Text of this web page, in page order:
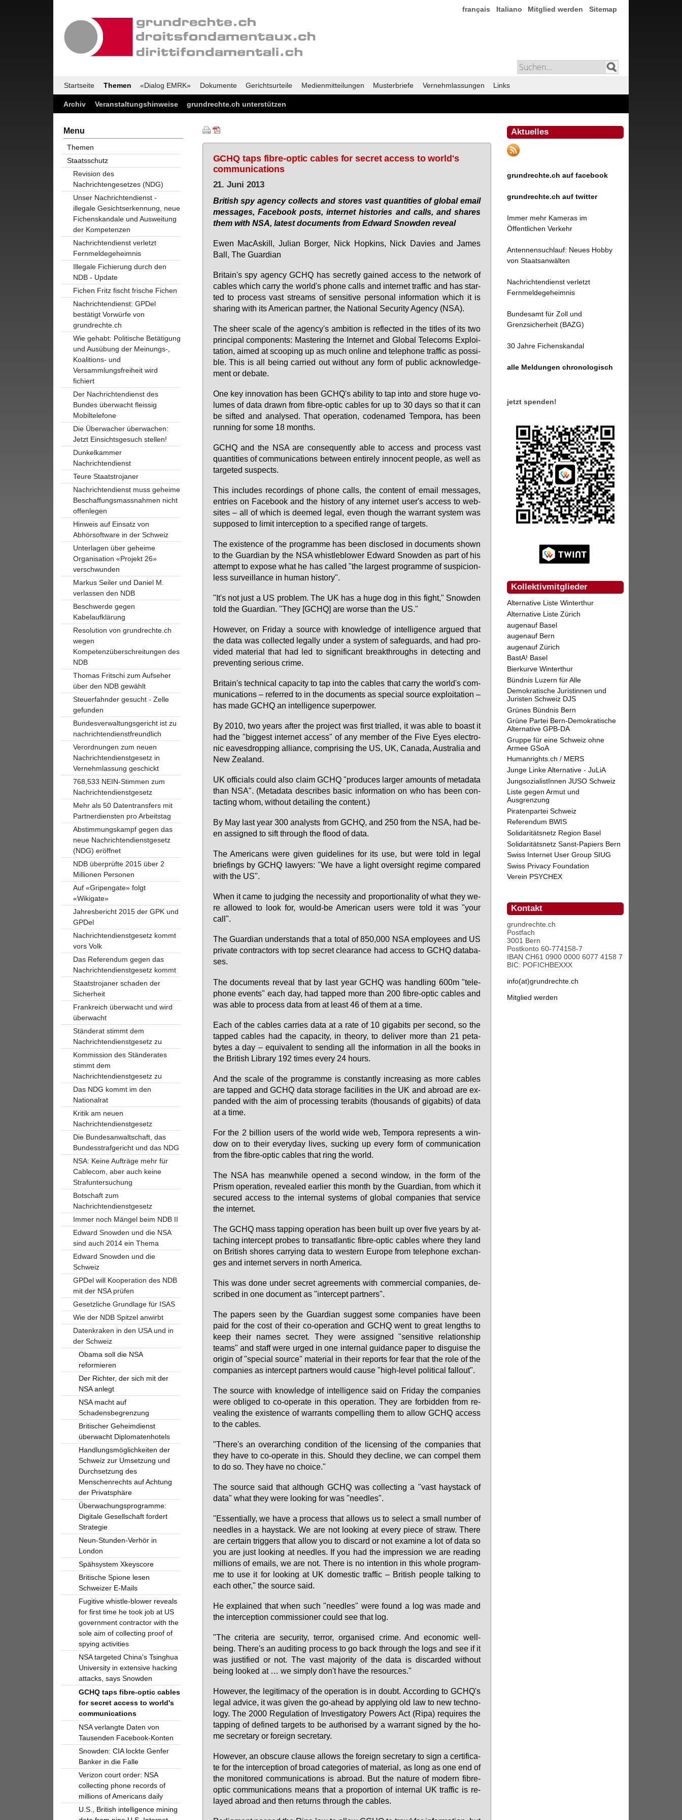
français Italiano Mitglied werden Sitemap
Startseite Themen «Dialog EMRK» Dokumente Gerichtsurteile Medienmitteilungen Musterbriefe Vernehmlassungen Links
Archiv Veranstaltungshinweise grundrechte.ch unterstützen
GCHQ taps fibre-optic cables for secret access to world's
communications
21. Juni 2013
Bri­tish spy agen­cy collects and stores vast quan­ti­ties of glo­bal email
mes­sa­ges, Face­book posts, in­ter­net his­to­ries and calls, and sha­res
them with NSA, la­test do­cu­ments from Ed­ward Snow­den re­veal
Ewen Ma­cAs­kill, Ju­li­an Bor­ger, Nick Hop­kins, Nick Da­vies and Ja­mes
Ball, The Guar­di­an
Bri­tain's spy agen­cy GCHQ has se­cret­ly gai­ned ac­cess to the net­work of
ca­bles which car­ry the world's pho­ne calls and in­ter­net traf­fic and has star­
ted to pro­cess vast streams of sen­si­ti­ve per­so­nal in­for­ma­ti­on which it is
sharing with its Ame­ri­can part­ner, the Na­tio­nal Se­cu­ri­ty Agen­cy (NSA).
The sheer sca­le of the agen­cy's am­bi­ti­on is re­flec­ted in the tit­les of its two
prin­ci­pal com­po­n­ents: Mas­te­ring the In­ter­net and Glo­bal Tel­e­coms Ex­ploi­
ta­ti­on, ai­med at sco­o­ping up as much on­line and te­le­pho­ne traf­fic as pos­si­
ble. This is all being car­ri­ed out wi­thout any form of pu­blic ack­now­led­ge­
ment or de­ba­te.
One key in­no­va­ti­on has be­en GCHQ's abili­ty to tap in­to and store hu­ge vo­
lu­mes of da­ta drawn from fib­re-op­tic ca­bles for up to 30 days so that it can
be sifted and ana­ly­sed. That ope­ra­ti­on, code­na­med Tem­po­ra, has be­en
run­ning for so­me 18 months.
GCHQ and the NSA are con­se­quent­ly able to ac­cess and pro­cess vast
quan­ti­ties of com­mu­ni­ca­ti­ons bet­ween ent­i­re­ly in­no­cent peop­le, as well as
tar­ge­ted sus­pects.
This in­clu­des re­cor­dings of pho­ne calls, the con­tent of email mes­sa­ges,
ent­ries on Face­book and the his­to­ry of any in­ter­net user's ac­cess to web­
sites – all of which is de­emed le­gal, even though the war­rant sys­tem was
sup­po­sed to li­mit in­ter­cep­ti­on to a spe­ci­fied ran­ge of tar­gets.
The exis­tence of the pro­gram­me has be­en dis­clo­sed in do­cu­ments shown
to the Guar­di­an by the NSA whist­leb­lo­wer Ed­ward Snow­den as part of his
at­tempt to ex­po­se what he has cal­led "the lar­gest pro­gram­me of sus­pi­ci­on­
less sur­veil­lan­ce in hu­man his­to­ry".
"It's not just a US pro­blem. The UK has a hu­ge dog in this fight," Snow­den
told the Guar­di­an. "They [GCHQ] are worse than the US."
Howe­ver, on Fri­day a sour­ce with know­ledge of in­tel­li­gence argued that
the da­ta was collec­ted le­gal­ly un­der a sys­tem of safe­guards, and had pro­
vi­ded ma­te­ri­al that had led to si­gni­fi­cant bre­akth­roughs in de­tec­ting and
preven­ting se­rious cri­me.
Bri­tain's tech­ni­cal ca­pa­ci­ty to tap in­to the ca­bles that car­ry the world's com­
mu­ni­ca­ti­ons – re­fer­red to in the do­cu­ments as spe­cial sour­ce ex­ploi­ta­ti­on –
has ma­de GCHQ an in­tel­li­gence su­per­power.
By 2010, two ye­ars af­ter the pro­ject was first tri­al­led, it was able to bo­ast it
had the "big­gest in­ter­net ac­cess" of any mem­ber of the Fi­ve Eyes elec­tro­
nic ea­ves­drop­ping al­li­an­ce, com­pri­sing the US, UK, Ca­na­da, Aus­tra­lia and
New Ze­a­land.
UK of­fi­ci­als could al­so claim GCHQ "pro­du­ces lar­ger amounts of me­ta­da­ta
than NSA". (Me­ta­da­ta de­scri­bes ba­sic in­for­ma­ti­on on who has be­en con­
tac­ting whom, wi­thout de­tailing the con­tent.)
By May last ye­ar 300 ana­lysts from GCHQ, and 250 from the NSA, had be­
en as­si­gned to sift through the flood of da­ta.
The Ame­ri­cans we­re gi­ven gui­de­li­nes for its use, but we­re told in le­gal
brie­fings by GCHQ la­wy­ers: "We ha­ve a light over­sight re­gime com­pa­red
with the US".
When it ca­me to jud­ging the ne­ces­si­ty and pro­por­tio­na­li­ty of what they we­
re al­lo­wed to look for, would-be Ame­ri­can users we­re told it was "your
call".
The Guar­di­an un­der­stands that a to­tal of 850,000 NSA em­ployees and US
pri­va­te contrac­tors with top se­cret cle­aran­ce had ac­cess to GCHQ da­ta­ba­
ses.
The do­cu­ments re­veal that by last ye­ar GCHQ was hand­ling 600m "te­le­
pho­ne events" each day, had tap­ped mo­re than 200 fib­re-op­tic ca­bles and
was able to pro­cess da­ta from at least 46 of them at a time.
Each of the ca­bles car­ri­es da­ta at a ra­te of 10 gi­ga­b­its per se­cond, so the
tap­ped ca­bles had the ca­pa­ci­ty, in theo­ry, to de­li­ver mo­re than 21 pe­ta­
bytes a day – equi­va­lent to sen­ding all the in­for­ma­ti­on in all the books in
the Bri­tish Li­bra­ry 192 times every 24 hours.
And the sca­le of the pro­gram­me is con­stant­ly in­cre­a­sing as mo­re ca­bles
are tap­ped and GCHQ da­ta sto­r­a­ge fa­ci­li­ties in the UK and ab­road are ex­
pan­ded with the aim of pro­ces­sing te­rab­its (thousands of gi­ga­b­its) of da­ta
at a time.
For the 2 bil­li­on users of the world wi­de web, Tem­po­ra re­pres­ents a win­
dow on to their ever­y­day li­ves, sucking up every form of com­mu­ni­ca­ti­on
from the fib­re-op­tic ca­bles that ring the world.
The NSA has me­anw­hi­le opened a se­cond win­dow, in the form of the
Prism ope­ra­ti­on, re­vea­led ear­lier this month by the Guar­di­an, from which it
se­cu­red ac­cess to the in­ter­nal sys­tems of glo­bal com­pa­nies that ser­vice
the in­ter­net.
The GCHQ mass tap­ping ope­ra­ti­on has be­en built up over fi­ve ye­ars by at­
ta­ching in­ter­cept pro­bes to trans­at­lan­tic fib­re-op­tic ca­bles whe­re they land
on Bri­tish shores car­ry­ing da­ta to wes­tern Eu­ro­pe from te­le­pho­ne ex­ch­an­
ges and in­ter­net ser­vers in north Ame­ri­ca.
This was do­ne un­der se­cret agree­ments with com­mer­ci­al com­pa­nies, de­
scri­bed in one do­cu­ment as "in­ter­cept part­ners".
The pa­pers se­en by the Guar­di­an sug­gest so­me com­pa­nies ha­ve be­en
paid for the cost of their co-ope­ra­ti­on and GCHQ went to gre­at lengths to
keep their na­mes se­cret. They we­re as­si­gned "sen­si­ti­ve re­la­ti­ons­hip
teams" and staff we­re ur­ged in one in­ter­nal gui­dance pa­per to dis­gui­se the
ori­gin of "spe­cial sour­ce" ma­te­ri­al in their re­ports for fe­ar that the ro­le of the
com­pa­nies as in­ter­cept part­ners would cau­se "high-le­vel po­li­ti­cal fall­out".
The sour­ce with know­ledge of in­tel­li­gence said on Fri­day the com­pa­nies
we­re ob­li­ged to co-ope­ra­te in this ope­ra­ti­on. They are for­bid­den from re­
vea­ling the exis­tence of war­rants com­pel­ling them to al­low GCHQ ac­cess
to the ca­bles.
"The­re's an over­ar­ching con­di­ti­on of the li­cen­sing of the com­pa­nies that
they ha­ve to co-ope­ra­te in this. Should they de­cli­ne, we can com­pel them
to do so. They ha­ve no choice."
The sour­ce said that alt­hough GCHQ was collec­ting a "vast haystack of
da­ta" what they we­re loo­king for was "need­les".
"Es­sen­ti­al­ly, we ha­ve a pro­cess that al­lows us to select a small num­ber of
need­les in a haystack. We are not loo­king at every pie­ce of straw. The­re
are cer­tain trig­gers that al­low you to dis­card or not ex­ami­ne a lot of da­ta so
you are just loo­king at need­les. If you had the im­pres­si­on we are rea­ding
mil­li­ons of emails, we are not. The­re is no in­ten­ti­on in this who­le pro­gram­
me to use it for loo­king at UK do­mestic traf­fic – Bri­tish peop­le tal­king to
each other," the sour­ce said.
He ex­plai­ned that when such "need­les" we­re found a log was ma­de and
the in­ter­cep­ti­on com­mis­sio­ner could see that log.
"The cri­te­ria are se­cu­ri­ty, ter­ror, or­ga­nis­ed cri­me. And eco­no­mic well-
being. The­re's an au­dit­ing pro­cess to go back through the logs and see if it
was ju­s­ti­fied or not. The vast ma­jo­ri­ty of the da­ta is dis­car­ded wi­thout
being loo­ked at … we sim­ply don't ha­ve the re­sour­ces."
Howe­ver, the le­gi­ti­ma­cy of the ope­ra­ti­on is in doubt. Ac­cor­ding to GCHQ's
le­gal ad­vice, it was gi­ven the go-ahead by ap­p­ly­ing old law to new tech­no­
lo­gy. The 2000 Re­gu­la­ti­on of In­ves­ti­ga­to­ry Powers Act (Ri­pa) re­qui­res the
tap­ping of de­fi­ned tar­gets to be aut­ho­ri­sed by a war­rant si­gned by the ho­
me se­creta­ry or for­eign se­creta­ry.
Howe­ver, an ob­scu­re clau­se al­lows the for­eign se­creta­ry to sign a cer­ti­fi­ca­
te for the in­ter­cep­ti­on of broad ca­te­go­ries of ma­te­ri­al, as long as one end of
the mo­ni­to­red com­mu­ni­ca­ti­ons is ab­road. But the na­tu­re of mo­dern fib­re-
op­tic com­mu­ni­ca­ti­ons me­ans that a pro­por­ti­on of in­ter­nal UK traf­fic is re­
lay­ed ab­road and then re­turns through the ca­bles.
Aktuelles
grundrechte.ch auf facebook
grundrechte.ch auf twitter
Immer mehr Kameras im
Öffentlichen Verkehr
Antennensuchlauf: Neues Hobby
von Staatsanwälten
Nachrichtendienst verletzt
Fernmeldegeheimnis
Bundesamt für Zoll und
Grenzsicherheit (BAZG)
30 Jahre Fichenskandal
alle Meldungen chronologisch
jetzt spenden!
Kollektivmitglieder
Alternative Liste Winterthur
Alternative Liste Zürich
augenauf Basel
augenauf Bern
augenauf Zürich
BastA! Basel
Bierkurve Winterthur
Bündnis Luzern für Alle
Demokratische Juristinnen und
Juristen Schweiz DJS
Grünes Bündnis Bern
Grüne Partei Bern-Demokratische
Alternative GPB-DA
Gruppe für eine Schweiz ohne
Armee GSoA
Humanrights.ch / MERS
Junge Linke Alternative - JuLiA
JungsozialistInnen JUSO Schweiz
Liste gegen Armut und
Ausgrenzung
Piratenpartei Schweiz
Referendum BWIS
Solidaritätsnetz Region Basel
Solidaritätsnetz Sanst-Papiers Bern
Swiss Internet User Group SIUG
Swiss Privacy Foundation
Verein PSYCHEX
Kontakt
grundrechte.ch
Postfach
3001 Bern
Postkonto 60-774158-7
IBAN CH61 0900 0000 6077 4158 7
BIC: POFICHBEXXX
info(at)grundrechte.ch
Mitglied werden
Menu
Themen
Staatsschutz
Revision des
Nachrichtengesetzes (NDG)
Unser Nachrichtendienst -
illegale Gesichtserkennung, neue
Fichenskandale und Ausweitung
der Kompetenzen
Nachrichtendienst verletzt
Fernmeldegeheimnis
Illegale Fichierung durch den
NDB - Update
Fichen Fritz fischt frische Fichen
Nachrichtendienst: GPDel
bestätigt Vorwürfe von
grundrechte.ch
Wie gehabt: Politische Betätigung
und Ausübung der Meinungs-,
Koalitions- und
Versammlungsfreiheit wird
fichiert
Der Nachrichtendienst des
Bundes überwacht fleissig
Mobiltelefone
Die Überwacher überwachen:
Jetzt Einsichtsgesuch stellen!
Dunkelkammer
Nachrichtendienst
Teure Staatstrojaner
Nachrichtendienst muss geheime
Beschaffungsmassnahmen nicht
offenlegen
Hinweis auf Einsatz von
Abhörsoftware in der Schweiz
Unterlagen über geheime
Organisation «Projekt 26»
verschwunden
Markus Seiler und Daniel M.
verlassen den NDB
Beschwerde gegen
Kabelaufklärung
Resolution von grundrechte.ch
wegen
Kompetenzüberschreitungen des
NDB
Thomas Fritschi zum Aufseher
über den NDB gewählt
Steuerfahnder gesucht - Zelle
gefunden
Bundesverwaltungsgericht ist zu
nachrichtendienstfreundlich
Verordnungen zum neuen
Nachrichtendienstgesetz in
Vernehmlassung geschickt
768,533 NEIN-Stimmen zum
Nachrichtendienstgesetz
Mehr als 50 Datentransfers mit
Partnerdiensten pro Arbeitstag
Abstimmungskampf gegen das
neue Nachrichtendienstgesetz
(NDG) eröffnet
NDB überprüfte 2015 über 2
Millionen Personen
Auf «Gripengate» folgt
«Wikigate»
Jahresbericht 2015 der GPK und
GPDel
Nachrichtendienstgesetz kommt
vors Volk
Das Referendum gegen das
Nachrichtendienstgesetz kommt
Staatstrojaner schaden der
Sicherheit
Frankreich überwacht und wird
überwacht
Ständerat stimmt dem
Nachrichtendienstgesetz zu
Kommission des Ständerates
stimmt dem
Nachrichtendienstgesetz zu
Das NDG kommt im den
Nationalrat
Kritik am neuen
Nachrichtendienstgesetz
Die Bundesanwaltschaft, das
Bundesstrafgericht und das NDG
NSA: Keine Aufträge mehr für
Cablecom, aber auch keine
Strafuntersuchung
Botschaft zum
Nachrichtendienstgesetz
Immer noch Mängel beim NDB II
Edward Snowden und die NSA
sind auch 2014 ein Thema
Edward Snowden und die
Schweiz
GPDel will Kooperation des NDB
mit der NSA prüfen
Gesetzliche Grundlage für ISAS
Wie der NDB Spitzel anwirbt
Datenkraken in den USA und in
der Schweiz
Obama soll die NSA
reformieren
Der Richter, der sich mit der
NSA anlegt
NSA macht auf
Schadensbegrenzung
Britischer Geheimdienst
überwacht Diplomatenhotels
Handlungsmöglichkeiten der
Schweiz zur Umsetzung und
Durchsetzung des
Menschenrechts auf Achtung
der Privatsphäre
Überwachungsprogramme:
Digitale Gesellschaft fordert
Strategie
Neun-Stunden-Verhör in
London
Spähsystem Xkeyscore
Britische Spione lesen
Schweizer E-Mails
Fugitive whistle-blower reveals
for first time he took job at US
government contractor with the
sole aim of collecting proof of
spying activities
NSA targeted China's Tsinghua
University in extensive hacking
attacks, says Snowden
GCHQ taps fibre-optic cables
for secret access to world's
communications
NSA verlangte Daten von
Tausenden Facebook-Konten
Snowden: CIA lockte Genfer
Banker in die Falle
Verizon court order: NSA
collecting phone records of
millions of Americans daily
U.S., British intelligence mining